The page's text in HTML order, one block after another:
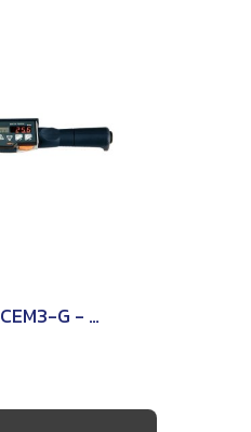
Tohnichi CEM3/CEM3-G - ประแจวัดแรงบิดแบบอ่านค่าโดยตรง